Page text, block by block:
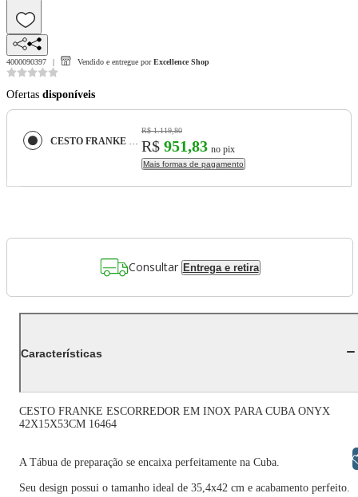
4000090397 Vendido e entregue por Excellence Shop
Ofertas disponíveis
CESTO FRANKE ESCORREDOR EM INOX PARA CUBA ONYX 42X15X53CM 16464
R$ 1.119,80
R$ 951,83 no pix
Mais formas de pagamento
Consultar Entrega e retira
Características
CESTO FRANKE ESCORREDOR EM INOX PARA CUBA ONYX
42X15X53CM 16464
A Tábua de preparação se encaixa perfeitamente na Cuba.
Seu design possui o tamanho ideal de 35,4x42 cm e acabamento perfeito.